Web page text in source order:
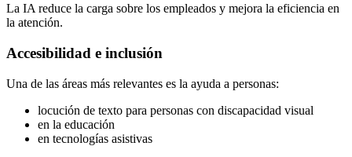
La IA reduce la carga sobre los empleados y mejora la eficiencia en
la atención.
Accesibilidad e inclusión
Una de las áreas más relevantes es la ayuda a personas:
locución de texto para personas con discapacidad visual
en la educación
en tecnologías asistivas